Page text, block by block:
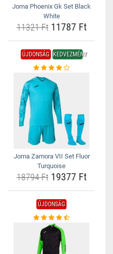
Joma Phoenix Gk Set Black
White
11321 Ft11787 Ft
ÚJDONSÁG KEDVEZMÉNY
Joma Zamora VII Set Fluor
Turquoise
18794 Ft19377 Ft
ÚJDONSÁG